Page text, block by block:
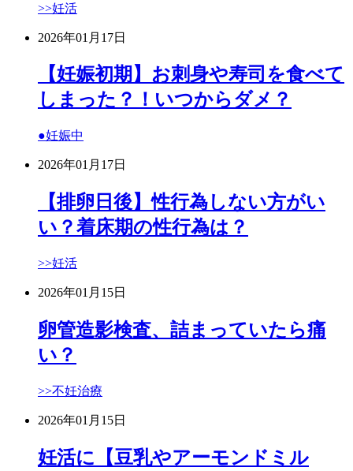
>>妊活
2026年01月17日
【妊娠初期】お刺身や寿司を食べて
しまった？！いつからダメ？
●妊娠中
2026年01月17日
【排卵日後】性行為しない方がい
い？着床期の性行為は？
>>妊活
2026年01月15日
卵管造影検査、詰まっていたら痛
い？
>>不妊治療
2026年01月15日
妊活に【豆乳やアーモンドミル